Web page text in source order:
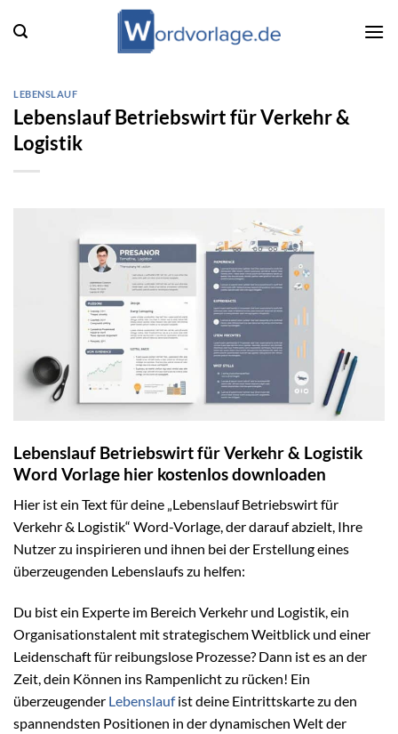
Inhalt
LEBENSLAUF
Lebenslauf Betriebswirt für Verkehr &
Logistik
Lebenslauf Betriebswirt für Verkehr & Logistik
Word Vorlage hier kostenlos downloaden
Hier ist ein Text für deine „Lebenslauf Betriebswirt für
Verkehr & Logistik“ Word-Vorlage, der darauf abzielt, Ihre
Nutzer zu inspirieren und ihnen bei der Erstellung eines
überzeugenden Lebenslaufs zu helfen:
Du bist ein Experte im Bereich Verkehr und Logistik, ein
Organisationstalent mit strategischem Weitblick und einer
Leidenschaft für reibungslose Prozesse? Dann ist es an der
Zeit, dein Können ins Rampenlicht zu rücken! Ein
überzeugender Lebenslaufist deine Eintrittskarte zu den
spannendsten Positionen in der dynamischen Welt der